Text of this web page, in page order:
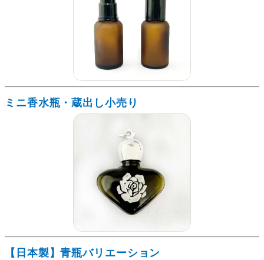
ミニ香水瓶・蔵出し小売り
【日本製】青瓶バリエーション